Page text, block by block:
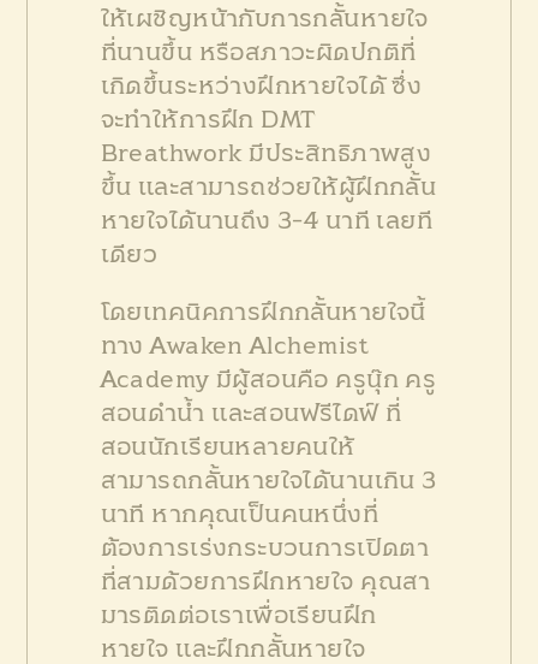
ให้เผชิญหน้ากับการกลั้นหายใจ
ที่นานขึ้น หรือสภาวะผิดปกติที่
เกิดขึ้นระหว่างฝึกหายใจได้ ซึ่ง
จะทำให้การฝึก DMT
Breathwork มีประสิทธิภาพสูง
ขึ้น และสามารถช่วยให้ผู้ฝึกกลั้น
หายใจได้นานถึง 3-4 นาที เลยที
เดียว
โดยเทคนิคการฝึกกลั้นหายใจนี้
ทาง Awaken Alchemist
Academy มีผู้สอนคือ ครูนุ๊ก ครู
สอนดำน้ำ และสอนฟรีไดฟ์ ที่
สอนนักเรียนหลายคนให้
สามารถกลั้นหายใจได้นานเกิน 3
นาที หากคุณเป็นคนหนึ่งที่
ต้องการเร่งกระบวนการเปิดตา
ที่สามด้วยการฝึกหายใจ คุณสา
มารติดต่อเราเพื่อเรียนฝึก
หายใจ และฝึกกลั้นหายใจ